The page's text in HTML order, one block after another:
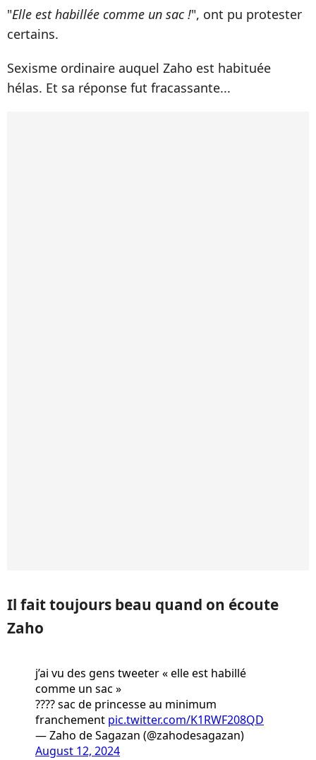
"Elle est habillée comme un sac !", ont pu protester
certains.
Sexisme ordinaire auquel Zaho est habituée
hélas. Et sa réponse fut fracassante...
Il fait toujours beau quand on écoute
Zaho
j’ai vu des gens tweeter « elle est habillé
comme un sac »
???? sac de princesse au minimum
franchement pic.twitter.com/K1RWF208QD
— Zaho de Sagazan (@zahodesagazan)
August 12, 2024